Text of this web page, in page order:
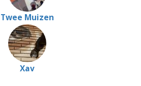
Twee Muizen
Xav